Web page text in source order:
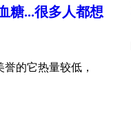
糖...很多人都想
的它热量较低，